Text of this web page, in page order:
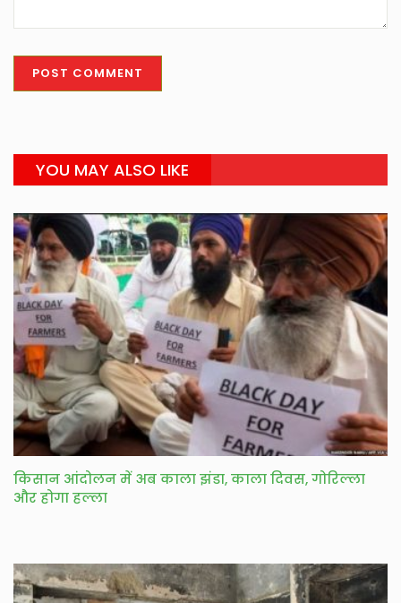
YOU MAY ALSO LIKE
किसान आंदोलन में अब काला झंडा, काला दिवस, गोरिल्ला
और होगा हल्ला